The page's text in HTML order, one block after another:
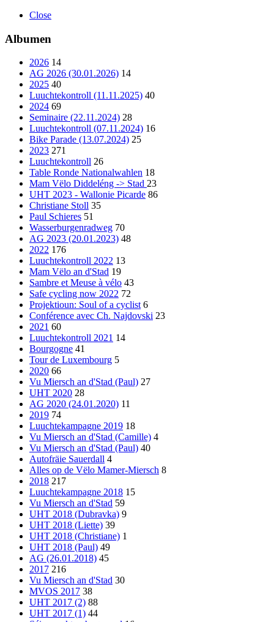
Close
Albumen
2026 14
AG 2026 (30.01.2026) 14
2025 40
Luuchtekontroll (11.11.2025) 40
2024 69
Seminaire (22.11.2024) 28
Luuchtekontroll (07.11.2024) 16
Bike Parade (13.07.2024) 25
2023 271
Luuchtekontroll 26
Table Ronde Nationalwahlen 18
Mam Vëlo Diddeléng -> Stad 23
UHT 2023 - Wallonie Picarde 86
Christiane Stoll 35
Paul Schieres 51
Wasserburgenradweg 70
AG 2023 (20.01.2023) 48
2022 176
Luuchtekontroll 2022 13
Mam Vëlo an d'Stad 19
Sambre et Meuse à vélo 43
Safe cycling now 2022 72
Projektioun: Soul of a cyclist 6
Conférence avec Ch. Najdovski 23
2021 60
Luuchtekontroll 2021 14
Bourgogne 41
Tour de Luxembourg 5
2020 66
Vu Miersch an d'Stad (Paul) 27
UHT 2020 28
AG 2020 (24.01.2020) 11
2019 74
Luuchtekampagne 2019 18
Vu Miersch an d'Stad (Camille) 4
Vu Miersch an d'Stad (Paul) 40
Autofräie Sauerdall 4
Alles op de Vëlo Mamer-Miersch 8
2018 217
Luuchtekampagne 2018 15
Vu Miersch an d'Stad 59
UHT 2018 (Dubravka) 9
UHT 2018 (Liette) 39
UHT 2018 (Christiane) 1
UHT 2018 (Paul) 49
AG (26.01.2018) 45
2017 216
Vu Miersch an d'Stad 30
MVOS 2017 38
UHT 2017 (2) 88
UHT 2017 (1) 44